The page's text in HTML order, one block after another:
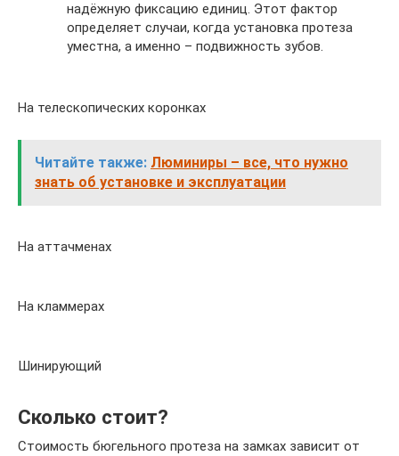
надёжную фиксацию единиц. Этот фактор
определяет случаи, когда установка протеза
уместна, а именно – подвижность зубов.
На телескопических коронках
Читайте также: Люминиры – все, что нужно
знать об установке и эксплуатации
На аттачменах
На кламмерах
Шинирующий
Сколько стоит?
Стоимость бюгельного протеза на замках зависит от